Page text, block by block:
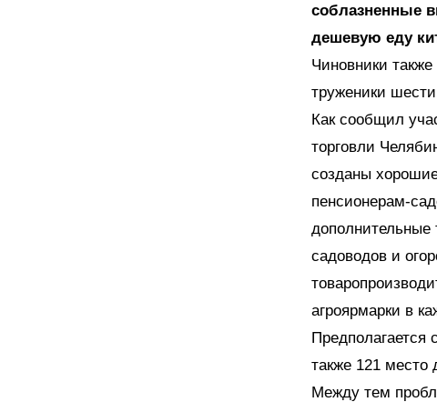
соблазненные
дешевую еду
Чиновники
труженики
Как сообщил
торговли
созданы
пенсионерам-
дополнительные
садоводов и
агроярмарки в
Предполагается
также 121 место
Между тем